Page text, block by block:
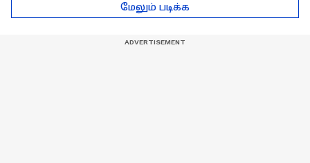
மு.க.ஸ்டாலின் உறுதி!
மேலும் படிக்க